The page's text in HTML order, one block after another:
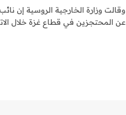
وقالت وزارة الخارجية الروسية إن
عن المحتجزين في قطاع غزة خلال